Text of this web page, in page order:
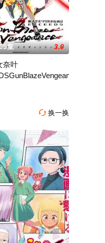
门创始老祖收入门下。一切都按
t
集 3.0
奈叶
 换一换